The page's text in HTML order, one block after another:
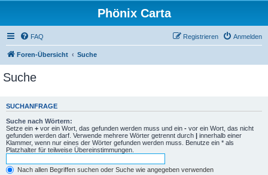
Phönix Carta
FAQ Anmelden
Registrieren
Foren-Übersicht Suche
Suche
SUCHANFRAGE
Suche nach Wörtern:
Setze ein + vor ein Wort, das gefunden werden muss und ein - vor ein Wort, das nicht
gefunden werden darf. Verwende mehrere Wörter getrennt durch | innerhalb einer
Klammer, wenn nur eines der Wörter gefunden werden muss. Benutze ein * als
Platzhalter für teilweise Übereinstimmungen.
Nach allen Begriffen suchen oder Suche wie angegeben verwenden